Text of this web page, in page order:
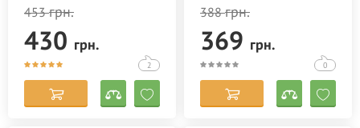
453грн.
430 грн.
2
388грн.
369 грн.
0